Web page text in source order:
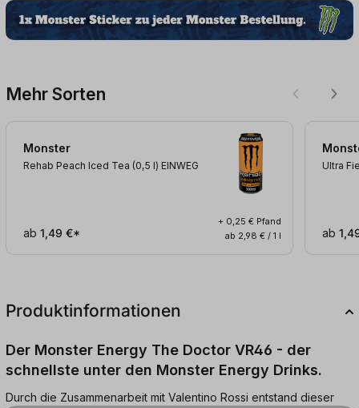
Mehr Sorten
Monster
Rehab Peach Iced Tea (0,5 l) EINWEG
ab 1,49 €*
+ 0,25 € Pfand
ab 2,98 € / 1 l
Ultra
ab
Produktinformationen
Der Monster Energy The Doctor VR46 - der
schnellste unter den Monster Energy Drinks.
Durch die Zusammenarbeit mit Valentino Rossi entstand dieser